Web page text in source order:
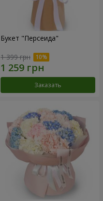
Букет "Персеида"
1 399 грн
Заказать